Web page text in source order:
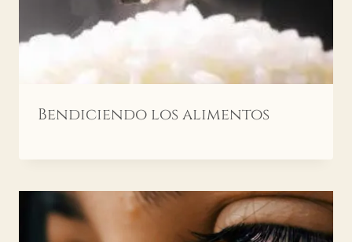
Bendiciendo los alimentos